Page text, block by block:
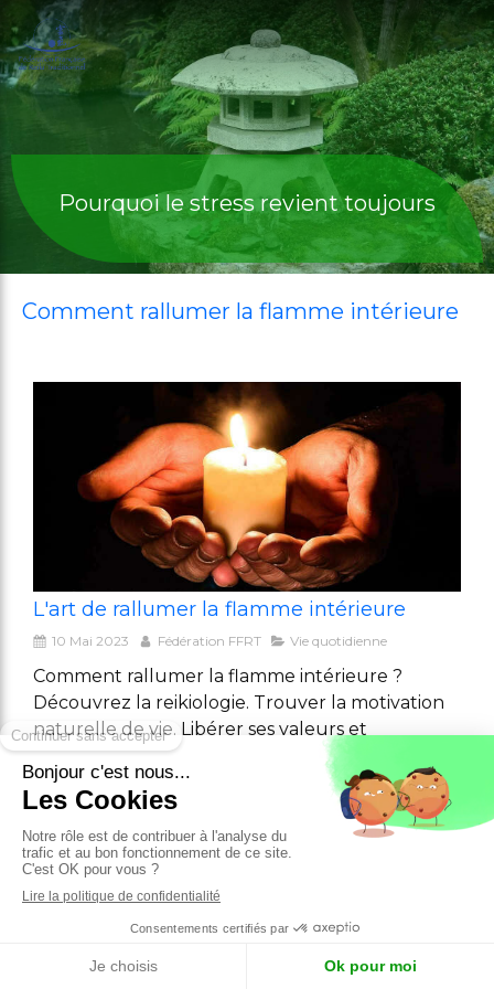
Pourquoi le stress revient toujours
Comment rallumer la flamme intérieure
L'art de rallumer la flamme intérieure
10 Mai 2023 Fédération FFRT Vie quotidienne
Comment rallumer la flamme intérieure ?
Découvrez la reikiologie. Trouver la motivation
naturelle de vie. Libérer ses valeurs et
ressources naturelles
Lire l'article
Comment rallumer la flamme intérieure